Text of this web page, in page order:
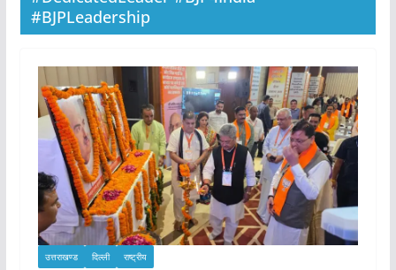
#BJPLeadership
उत्तराखण्ड दिल्ली राष्ट्रीय